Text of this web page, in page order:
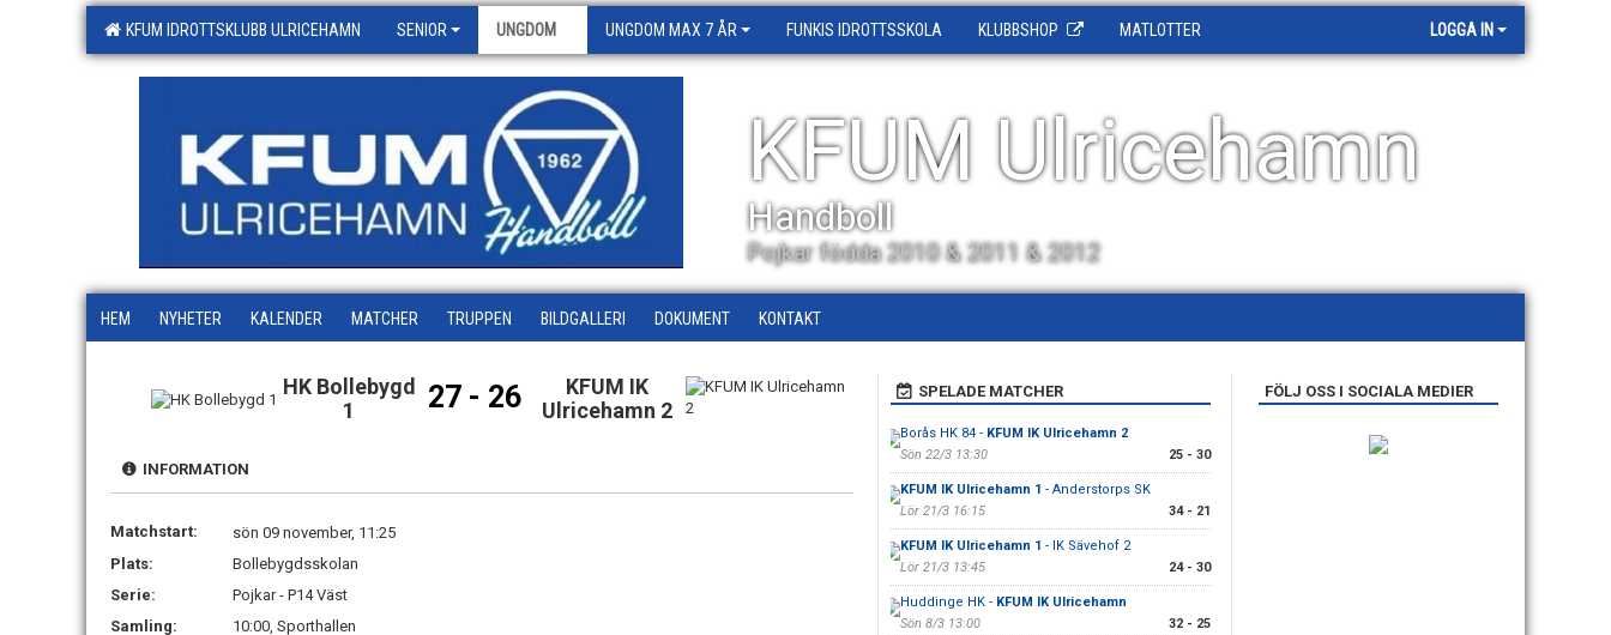
KFUM IDROTTSKLUBB ULRICEHAMN SENIOR UNGDOM UNGDOM MAX 7 ÅR FUNKIS IDROTTSSKOLA KLUBBSHOP MATLOTTER LOGGA IN
KFUM Ulricehamn
Handboll
Pojkar födda 2010 & 2011 & 2012
HEM NYHETER KALENDER MATCHER TRUPPEN BILDGALLERI DOKUMENT KONTAKT
HK Bollebygd
1
27 - 26
KFUM IK
Ulricehamn 2
INFORMATION
Matchstart:
sön 09 november, 11:25
Plats:
Bollebygdsskolan
Serie:
Pojkar - P14 Väst
Samling:
10:00, Sporthallen
SPELADE MATCHER
Borås HK 84 - KFUM IK Ulricehamn 2
Sön 22/3 13:30
25 - 30
KFUM IK Ulricehamn 1 - Anderstorps SK
Lör 21/3 16:15
34 - 21
KFUM IK Ulricehamn 1 - IK Sävehof 2
Lör 21/3 13:45
24 - 30
Huddinge HK - KFUM IK Ulricehamn
Sön 8/3 13:00
32 - 25
FÖLJ OSS I SOCIALA MEDIER